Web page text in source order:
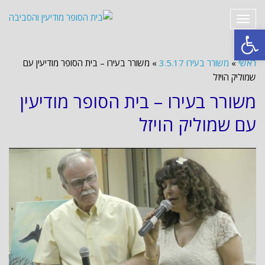
פתח סרגל נגישות
תפריט
ראשי » משורר בעירו 3.5.17 » משורר בעירו – בית הסופר מודיעין עם
שמוליק הויזל
משורר בעירו – בית הסופר מודיעין
עם שמוליק הויזל